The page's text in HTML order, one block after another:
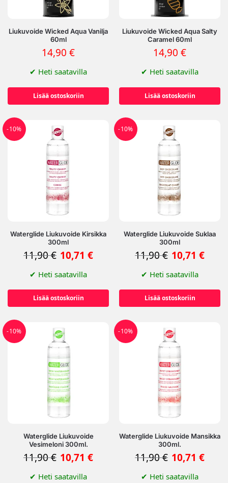
Liukuvoide Wicked Aqua Vanilja
60ml
14,90 €
✔ Heti saatavilla
Lisää ostoskoriin
Liukuvoide Wicked Aqua Salty
Caramel 60ml
14,90 €
✔ Heti saatavilla
Lisää ostoskoriin
-10%
Waterglide Liukuvoide Kirsikka
300ml
11,90€ 10,71 €
✔ Heti saatavilla
Lisää ostoskoriin
-10%
Waterglide Liukuvoide Suklaa
300ml
11,90€ 10,71 €
✔ Heti saatavilla
Lisää ostoskoriin
-10%
Waterglide Liukuvoide
Vesimeloni 300ml.
11,90€ 10,71 €
✔ Heti saatavilla
-10%
Waterglide Liukuvoide Mansikka
300ml.
11,90€ 10,71 €
✔ Heti saatavilla